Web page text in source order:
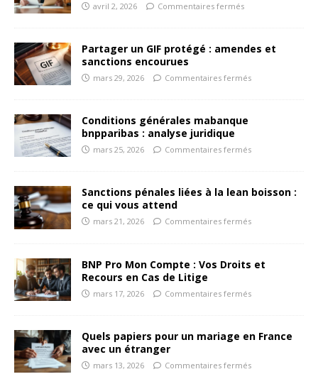
avril 2, 2026 Commentaires fermés
Partager un GIF protégé : amendes et
sanctions encourues
mars 29, 2026 Commentaires fermés
Conditions générales mabanque
bnpparibas : analyse juridique
mars 25, 2026 Commentaires fermés
Sanctions pénales liées à la lean boisson :
ce qui vous attend
mars 21, 2026 Commentaires fermés
BNP Pro Mon Compte : Vos Droits et
Recours en Cas de Litige
mars 17, 2026 Commentaires fermés
Quels papiers pour un mariage en France
avec un étranger
mars 13, 2026 Commentaires fermés